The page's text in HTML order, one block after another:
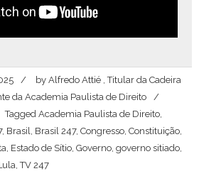
by Alfredo Attié , Titular da Cadeira
da Academia Paulista de Direito
Tagged Academia Paulista de Direito,
, Brasil, Brasil 247, Congresso, Constituição,
, Estado de Sítio, Governo, governo sitiado,
,TV 247